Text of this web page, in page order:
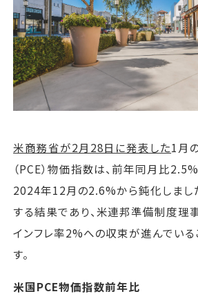
運営会社
ファミリーオフィスとは
関連書籍
メールマガジン登録
米商務省が2月28日に発表した1月
（PCE）物価指数は、前年同月比
2024年12月の2.6%から鈍化しまし
する結果であり、米連邦準備制度理
インフレ率2%への収束が進んでいる
す。
米国PCE物価指数前年比